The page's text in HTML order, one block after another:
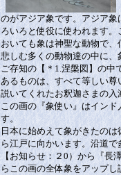
のがアジア象です。アジア
ろいろと使役に使われます
おいても象は神聖な動物で
悲しむ多くの動物達の中に、
ご存知の【＊1.涅槃図】の中
あるものは、すべて等しい
説いてくれたお釈迦さまの入
この画の『象使い』はイン
す。
日本に始めえて象がきたの
ら江戸に向かいます。沿道
【お知らせ：２0）から『長
らこの画の全体象をアップし